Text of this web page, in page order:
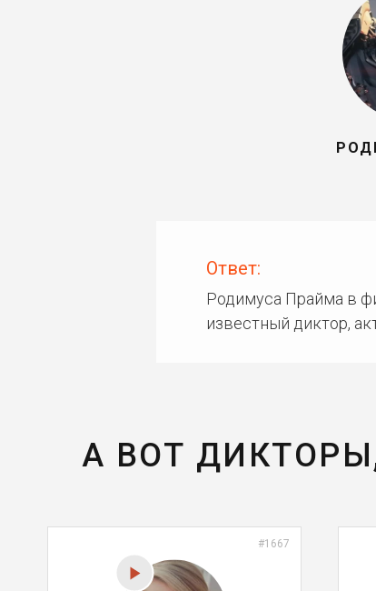
Ответ:
Родимуса Прайма в
известный диктор,
А ВОТ
#1667